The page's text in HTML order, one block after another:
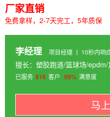
厂家直销
免费拿样，2-7天完工，5年质保
李经理 项目经理 丨 10秒内响
擅长：塑胶跑道/篮球场/
已服务 816 客户 99% 满意度
马